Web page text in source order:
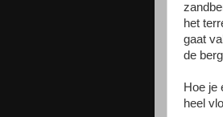
het
gaat
de
Hoe je
heel